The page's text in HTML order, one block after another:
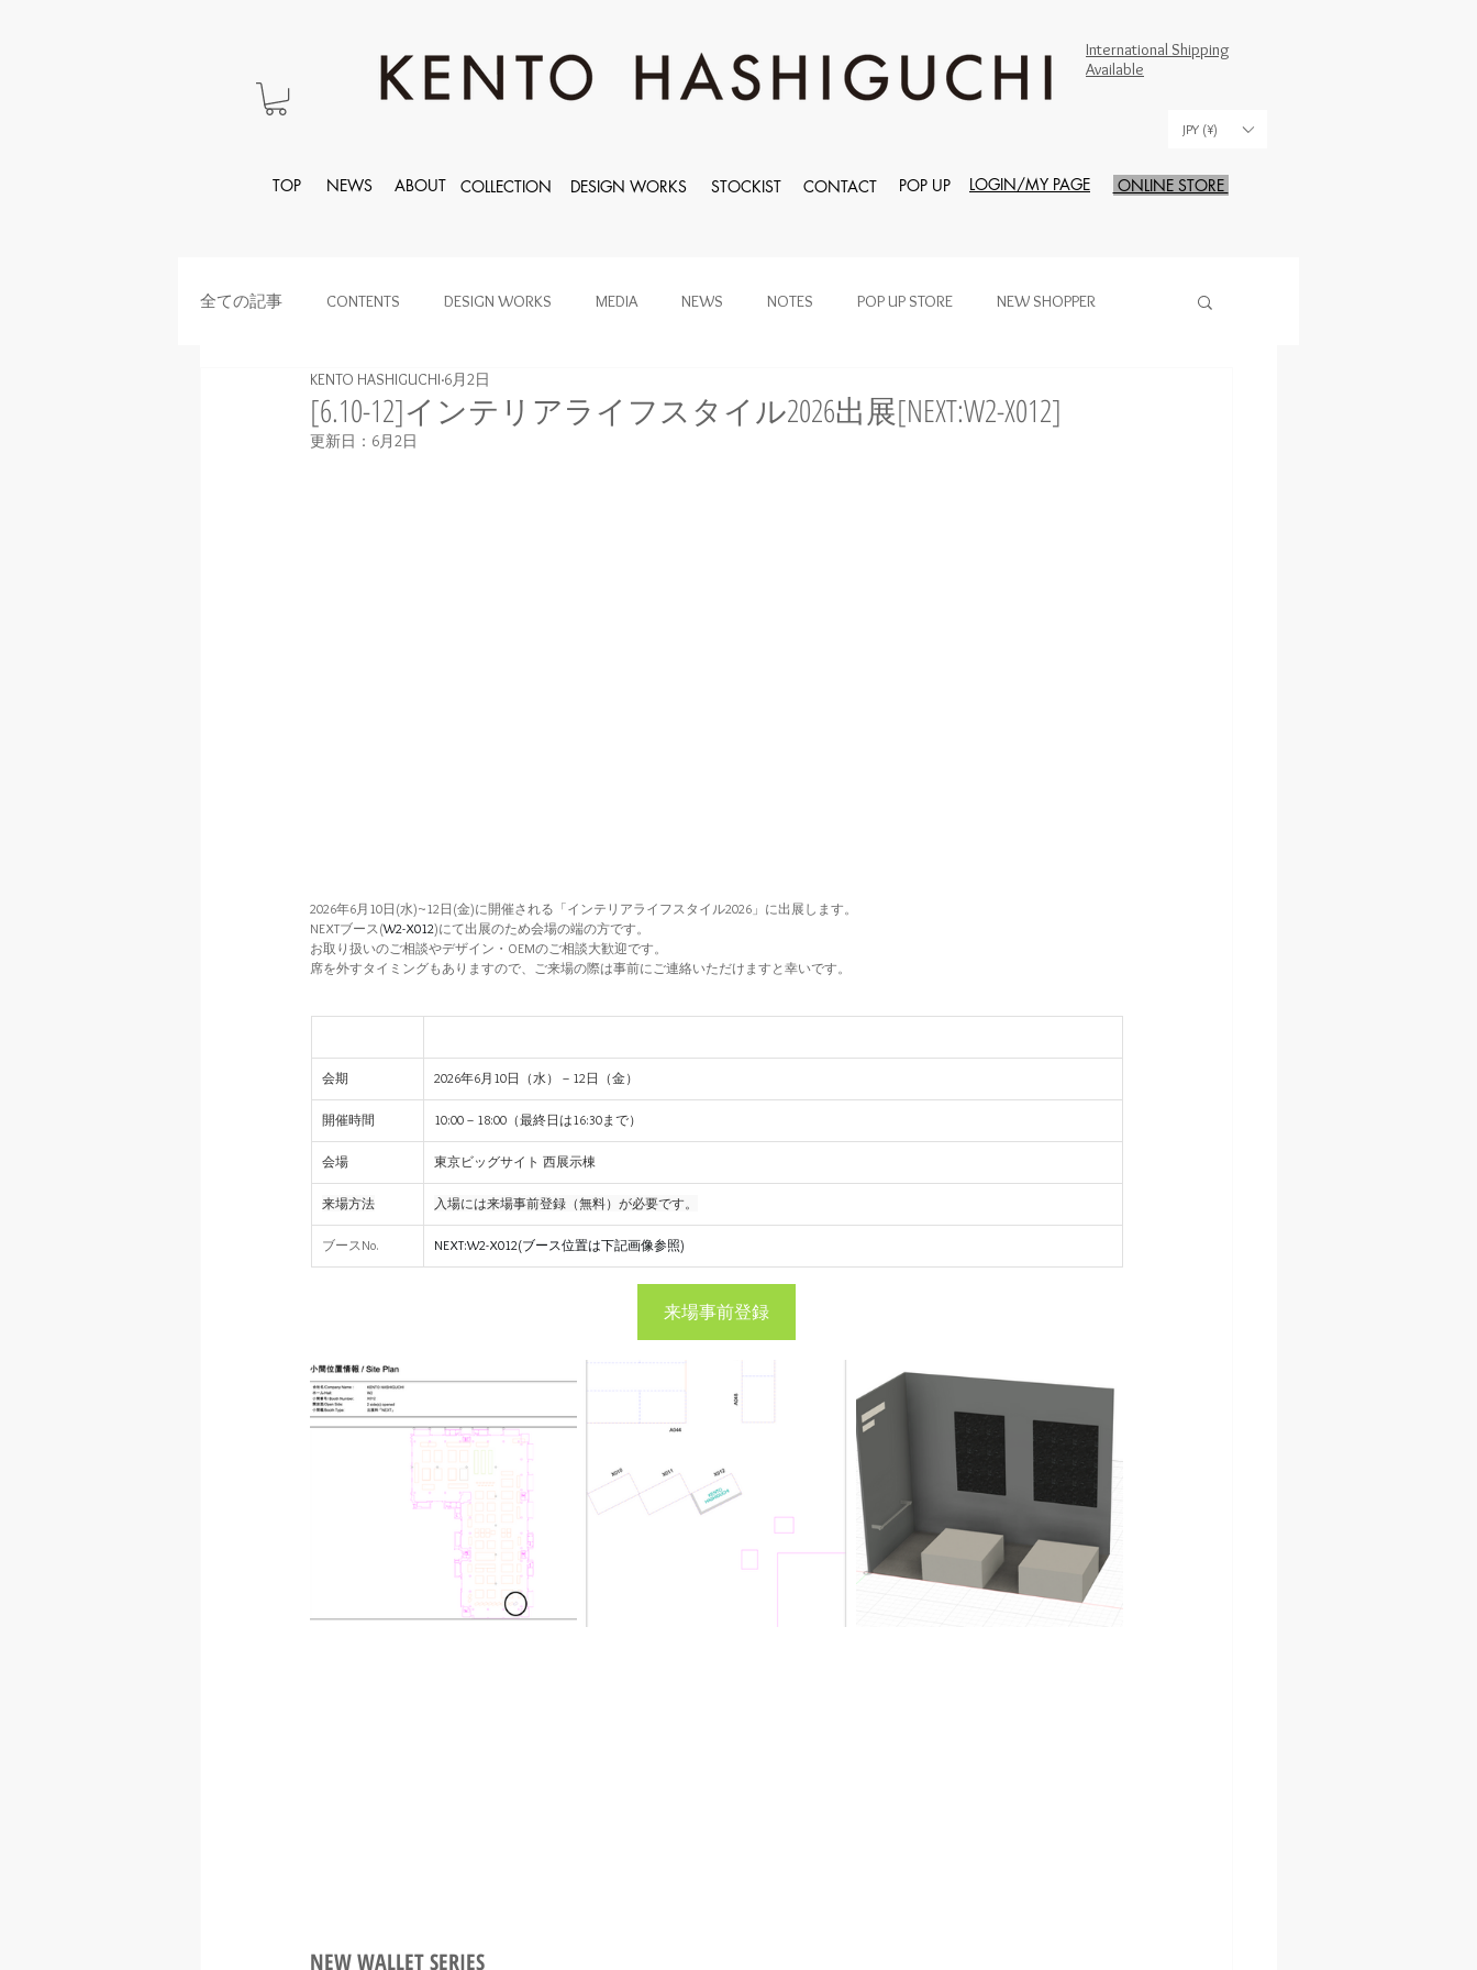
International Shipping
Available
JPY (¥)
TOP NEWS ABOUT COLLECTION DESIGN WORKS STOCKIST CONTACT POP UP LOGIN/MY PAGE ONLINE STORE
全ての記事 CONTENTS DESIGN WORKS MEDIA NEWS NOTES POP UP STORE NEW SHOPPER
[6.10-12]インテリアライフスタイル2026出展[NEXT:W2-X012]
KENTO HASHIGUCHI 6月2日
更新日： 6月2日
2026年6月10日(水)~12日(金)に開催される「インテリアライフスタイル2026」に出展します。
NEXTブース(W2-X012)にて出展のため会場の端の方です。
お取り扱いのご相談やデザイン・OEMのご相談大歓迎です。
席を外すタイミングもありますので、ご来場の際は事前にご連絡いただけますと幸いです。
会期 2026年6月10日（水）－12日（金）
開催時間 10:00－18:00（最終日は16:30まで）
会場 東京ビッグサイト 西展示棟
来場方法 入場には来場事前登録（無料）が必要です。
ブースNo. NEXT:W2-X012(ブース位置は下記画像参照)
来場事前登録
NEW WALLET SERIES